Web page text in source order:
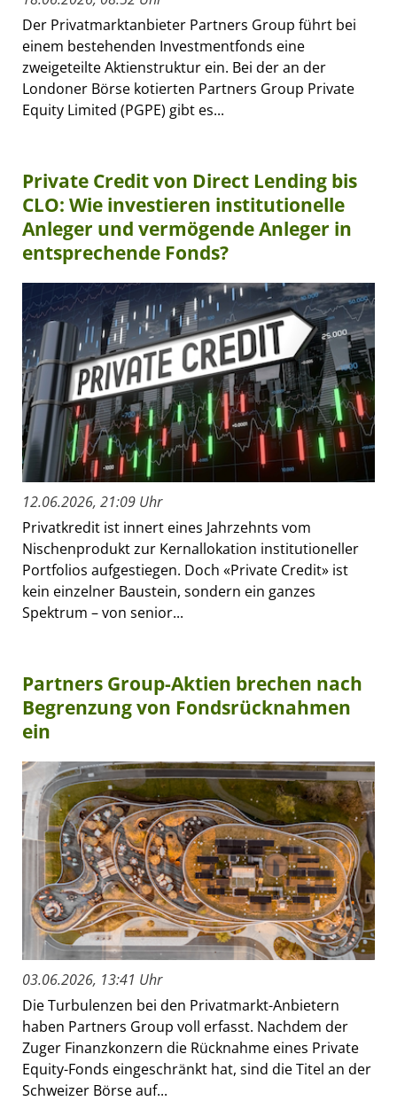
Der Privatmarktanbieter Partners Group führt bei
einem bestehenden Investmentfonds eine
zweigeteilte Aktienstruktur ein. Bei der an der
Londoner Börse kotierten Partners Group Private
Equity Limited (PGPE) gibt es...
Private Credit von Direct Lending bis
CLO: Wie investieren institutionelle
Anleger und vermögende Anleger in
entsprechende Fonds?
12.06.2026, 21:09 Uhr
Privatkredit ist innert eines Jahrzehnts vom
Nischenprodukt zur Kernallokation institutioneller
Portfolios aufgestiegen. Doch «Private Credit» ist
kein einzelner Baustein, sondern ein ganzes
Spektrum – von senior...
Partners Group-Aktien brechen nach
Begrenzung von Fondsrücknahmen
ein
03.06.2026, 13:41 Uhr
Die Turbulenzen bei den Privatmarkt-Anbietern
haben Partners Group voll erfasst. Nachdem der
Zuger Finanzkonzern die Rücknahme eines Private
Equity-Fonds eingeschränkt hat, sind die Titel an der
Schweizer Börse auf...